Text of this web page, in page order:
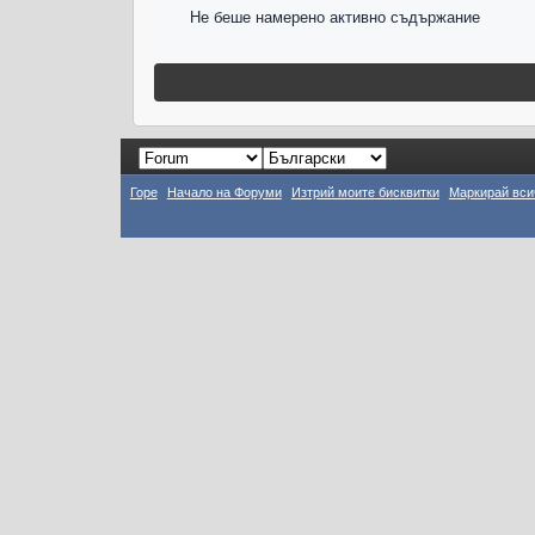
Не беше намерено активно съдържание
Горе Начало на Форуми Изтрий моите бисквитки Маркирай